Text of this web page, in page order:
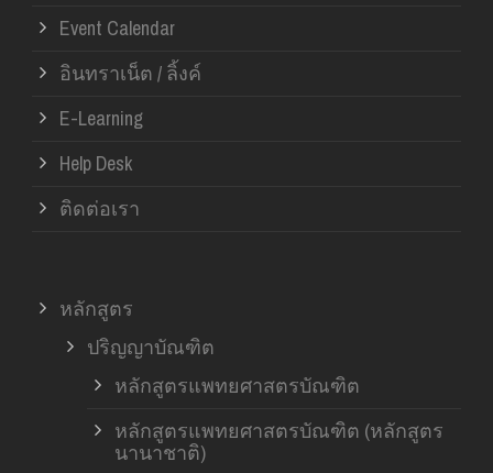
Event Calendar
อินทราเน็ต / ลิ้งค์
E-Learning
Help Desk
ติดต่อเรา
หลักสูตร
ปริญญาบัณฑิต
หลักสูตรแพทยศาสตรบัณฑิต
หลักสูตรแพทยศาสตรบัณฑิต (หลักสูตร
นานาชาติ)